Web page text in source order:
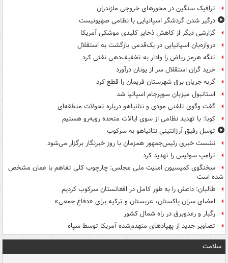
ترافیک سنگین در محورهای خروجی مازندران
درگیر شدن گردشگر اسپانیایی با نظامی صهیونیست
گزارشی دیگر از کاهش ذخایر کلیدی موشکی آمریکا
دروازه‌بان اسپانیایی در یک‌قدمی بازگشت به استقلال
تنگه هرمز ریاض را وادار به تخفیف‌دهی نفتی کرد
خرید گران استقلال سر از یونان درآورد
گربه جریان برق شهرستان فریمان را قطع کرد
استانبول میزبان سوپرجام اسپانیا شد
گفت وگوی تلفنی مودی و نتانیاهو درباره تحولات منطقه‌ای
کوبا: با تهدید نظامی از سوی ایالات متحده روبه‌رو هستیم
توسل رفیق آرژانتینی نتانیاهو به سرکوب
نشست خبری رئیس‌جمهور همزمان با روز خبرنگار برگزار می‌شود
ترامپ سوئیس را تهدید کرد
سخنگوی کمیسیون امنیت ملی مجلس: چارچوب کلی تفاهم با عمان مشخص
شده است
طالبان: داعش را به طور کامل در افغانستان سرکوب کردیم
امضای سران پاکستان، عربستان و ترکیه برای «دفاع جمعی»
رگبار و رعدوبرق در راه شمال کشور
تصاویر جدید از پهپادهای منهدم‌شده آمریکا توسط سپاه
سلامت